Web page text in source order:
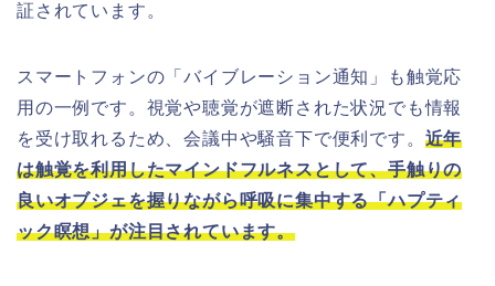
証されています。
スマートフォンの「バイブレーション通知」も触覚応
用の一例です。視覚や聴覚が遮断された状況でも情報
を受け取れるため、会議中や騒音下で便利です。 近年
は触覚を利用したマインドフルネスとして、手触りの
良いオブジェを握りながら呼吸に集中する「ハプティ
ック瞑想」が注目されています。